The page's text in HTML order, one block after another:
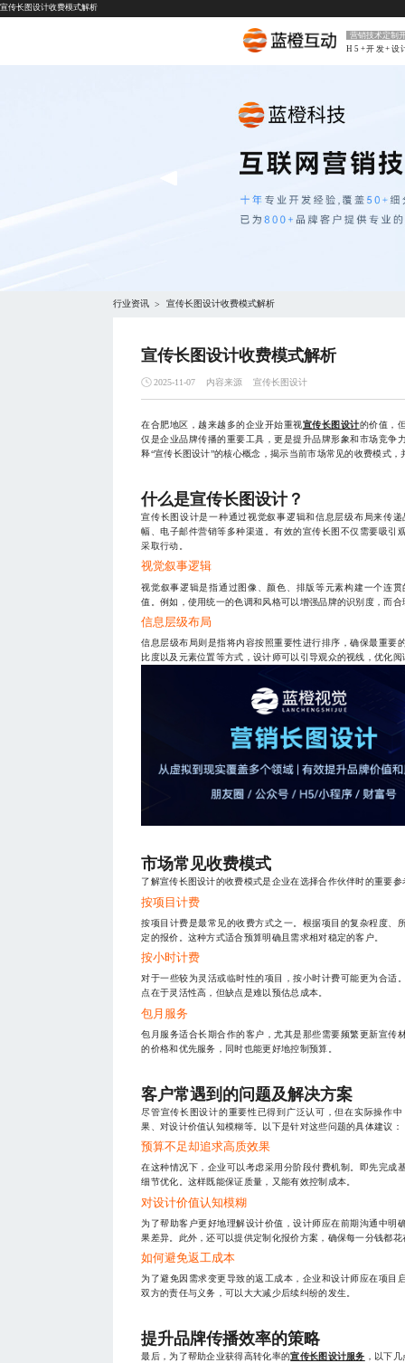
宣传长图设计收费模式解析
营销技术定制
H5+开发+设
行业资讯 > 宣传长图设计收费模式解析
宣传长图设计收费模式解析
2025-11-07 内容来源 宣传长图设计
在合肥地区，越来越多的企业开始重视宣传长图设计的价值，
仅是企业品牌传播的重要工具，更是提升品牌形象和市场竞争
释“宣传长图设计”的核心概念，揭示当前市场常见的收费模式
什么是宣传长图设计？
宣传长图设计是一种通过视觉叙事逻辑和信息层级布局来传
幅、电子邮件营销等多种渠道。有效的宣传长图不仅需要吸引
采取行动。
视觉叙事逻辑
视觉叙事逻辑是指通过图像、颜色、排版等元素构建一个连
值。例如，使用统一的色调和风格可以增强品牌的识别度，而
信息层级布局
信息层级布局则是指将内容按照重要性进行排序，确保最重要
比度以及元素位置等方式，设计师可以引导观众的视线，优化阅
市场常见收费模式
了解宣传长图设计的收费模式是企业在选择合作伙伴时的重要
按项目计费
按项目计费是最常见的收费方式之一。根据项目的复杂程度、
定的报价。这种方式适合预算明确且需求相对稳定的客户。
按小时计费
对于一些较为灵活或临时性的项目，按小时计费可能更为合适
点在于灵活性高，但缺点是难以预估总成本。
包月服务
包月服务适合长期合作的客户，尤其是那些需要频繁更新宣传
的价格和优先服务，同时也能更好地控制预算。
客户常遇到的问题及解决方案
尽管宣传长图设计的重要性已得到广泛认可，但在实际操作
果、对设计价值认知模糊等。以下是针对这些问题的具体建议：
预算不足却追求高质效果
在这种情况下，企业可以考虑采用分阶段付费机制。即先完成
细节优化。这样既能保证质量，又能有效控制成本。
对设计价值认知模糊
为了帮助客户更好地理解设计价值，设计师应在前期沟通中明
果差异。此外，还可以提供定制化报价方案，确保每一分钱都花
如何避免返工成本
为了避免因需求变更导致的返工成本，企业和设计师应在项目
双方的责任与义务，可以大大减少后续纠纷的发生。
提升品牌传播效率的策略
最后，为了帮助企业获得高转化率的宣传长图设计服务 ，以下